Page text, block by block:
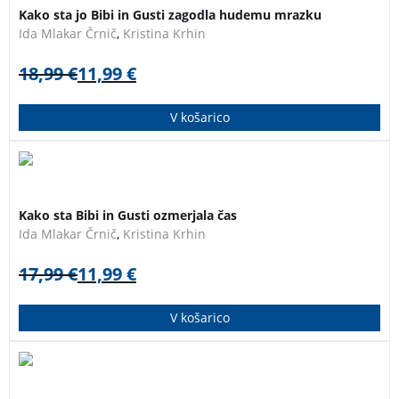
dogodivščine, spoznavata drug drugega in svet okoli
sebe. KNJIGA S PODPISOM AVTORICE!
Kako sta jo Bibi in Gusti zagodla hudemu mrazku
Ida Mlakar Črnič, Kristina Krhin
18,99€11,99€
V košarico
dogodivščine, spoznavata drug drugega in svet okoli
sebe.Kako sta Bibi in Gusti ozmerjala čas
Kako sta Bibi in Gusti ozmerjala čas
Ida Mlakar Črnič, Kristina Krhin
17,99€11,99€
V košarico